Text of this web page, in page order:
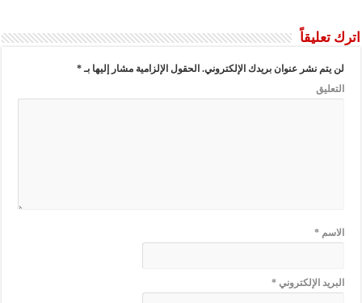
نشر عنوان بريدك الإلكتروني.الحقول الإلزامية مشار إليها بـ*
الإلكتروني*